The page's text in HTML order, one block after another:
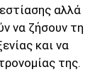
αλλά
να ζήσουν τη
και να
της.